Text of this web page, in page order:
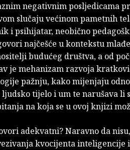
negativnim posljedicama
slučaju većinom pametnih
i psihijatar, neobično
najčešće u kontekstu
budućeg društva, a od
je mehanizam razvoja
pažnju, kako mijenjaju
tijelo i um te narušava li
na koja se u ovoj knjizi
adekvatni? Naravno da
kvocijenta inteligencije